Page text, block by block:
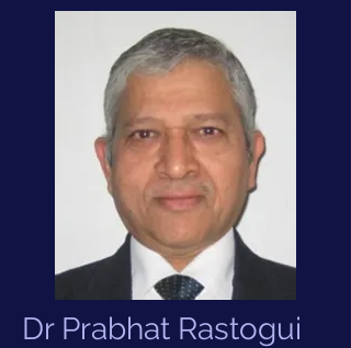
Dr Prabhat Rastogui